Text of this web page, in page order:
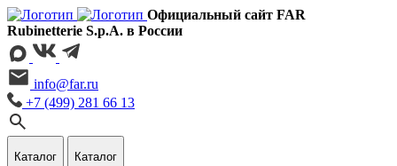
Официальный сайт FAR
Rubinetterie S.p.A. в России
info@far.ru
+7 (499) 281 66 13
Каталог Каталог